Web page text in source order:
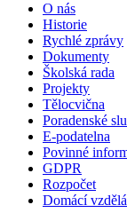
O nás
Historie
Rychlé zprávy
Dokumenty
Školská rada
Projekty
Tělocvična
Poradenské
E-podatelna
Povinné
GDPR
Rozpočet
Domácí